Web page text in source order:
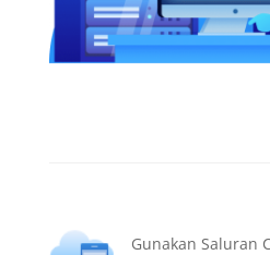
Gunakan Saluran